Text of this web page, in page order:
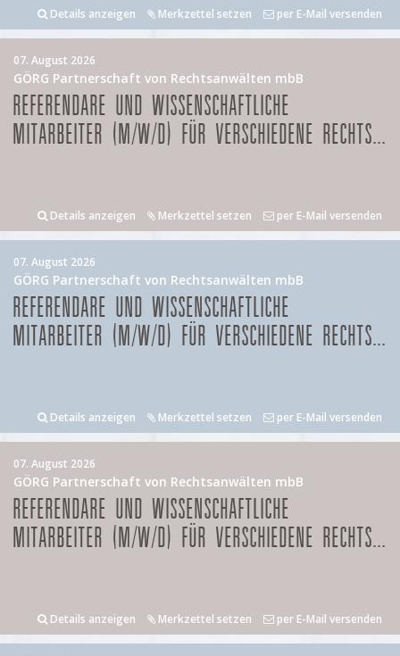
Details anzeigen Merkzettel setzen per E-Mail versenden
07. August 2026
GÖRG Partnerschaft von Rechtsanwälten mbB
REFERENDARE UND WISSENSCHAFTLICHE
MITARBEITER (M/W/D) FÜR VERSCHIEDENE RECHTS...
Details anzeigen Merkzettel setzen per E-Mail versenden
07. August 2026
GÖRG Partnerschaft von Rechtsanwälten mbB
REFERENDARE UND WISSENSCHAFTLICHE
MITARBEITER (M/W/D) FÜR VERSCHIEDENE RECHTS...
Details anzeigen Merkzettel setzen per E-Mail versenden
07. August 2026
GÖRG Partnerschaft von Rechtsanwälten mbB
REFERENDARE UND WISSENSCHAFTLICHE
MITARBEITER (M/W/D) FÜR VERSCHIEDENE RECHTS...
Details anzeigen Merkzettel setzen per E-Mail versenden